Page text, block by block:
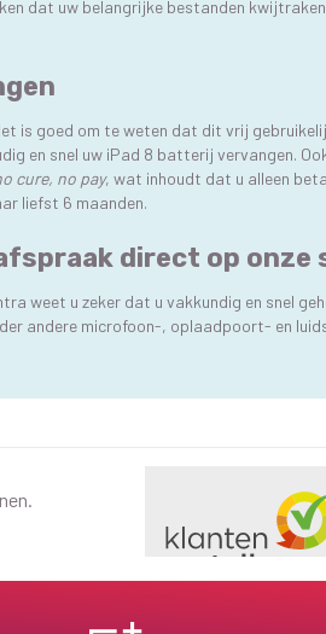
dat uw belangrijke bestanden
is goed om te weten dat dit vrij
en snel uw iPad 8 batterij vervangen.
cure, no pay, wat inhoudt dat u alleen
liefst 6 maanden.
direct op onze
weet u zeker dat u vakkundig en snel
andere microfoon-, oplaadpoort- en